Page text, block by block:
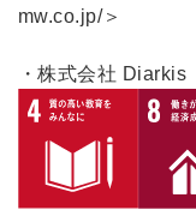
mw.co.jp/＞
・株式会社 Diarkis